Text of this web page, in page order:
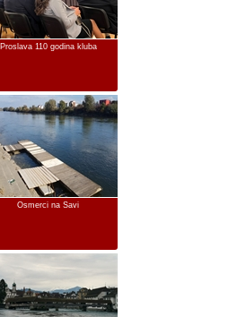
Proslava 110 godina kluba
Osmerci na Savi